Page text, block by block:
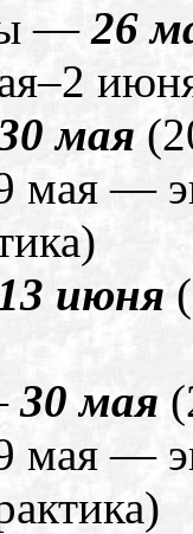
— 26
мая
мая —
13 июня
30 мая
мая —